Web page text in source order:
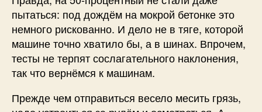
пытаться: под дождём на мокрой бетонке это
немного рискованно. И дело не в тяге, которой
машине точно хватило бы, а в шинах. Впрочем,
тесты не терпят сослагательного наклонения,
так что вернёмся к машинам.
Прежде чем отправиться весело месить грязь,